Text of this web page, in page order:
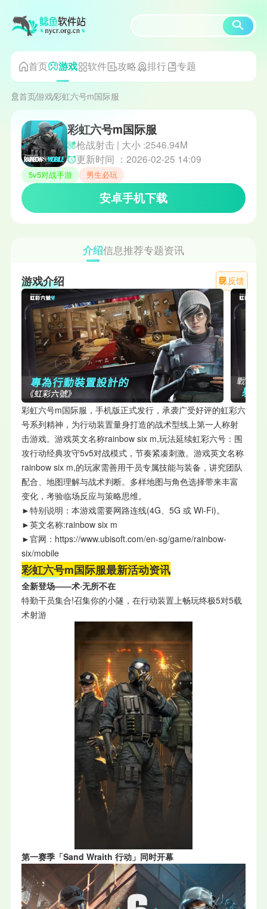
首页 游戏 软件 攻略 排行 专题
首页游戏彩虹六号m国际服
彩虹六号m国际服
枪战射击 | 大小 :2546.94M
更新时间 ：2026-02-25 14:09
5v5对战手游 男生必玩
安卓手机下载
介绍信息推荐专题资讯
反馈
游戏介绍
彩虹六号m国际服，手机版正式发行，承袭广受好评的虹彩六
号系列精神，为行动装置量身打造的战术型线上第一人称射
击游戏。游戏英文名称rainbow six m,玩法延续虹彩六号：围
攻行动经典攻守5v5对战模式，节奏紧凑刺激。游戏英文名称
rainbow six m,的玩家需善用干员专属技能与装备，讲究团队
配合、地图理解与战术判断。多样地图与角色选择带来丰富
变化，考验临场反应与策略思维。
►特别说明： 本游戏需要网路连线(4G、5G 或 Wi-Fi)。
►英文名称:rainbow six m
►官网：https://www.ubisoft.com/en-sg/game/rainbow-
six/mobile
彩虹六号m国际服最新活动资讯
全新登场——术·无所不在
特勤干员集合!召集你的小隧，在行动装置上畅玩终极5对5载
术射游
第一赛季「Sand Wraith 行动」同时开幕